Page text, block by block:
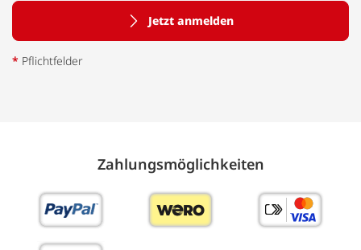
Jetzt anmelden
* Pflichtfelder
Zahlungs­möglich­keiten